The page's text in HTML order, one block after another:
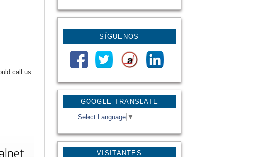
GOOGLE TRANSLATE
Select Language ▼
VISITANTES
SÍGUENOS
call us